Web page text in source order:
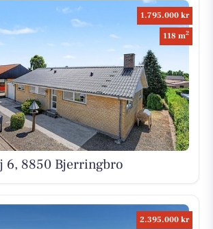
1.795.000 kr
118 m2
6, 8850 Bjerringbro
2.395.000 kr